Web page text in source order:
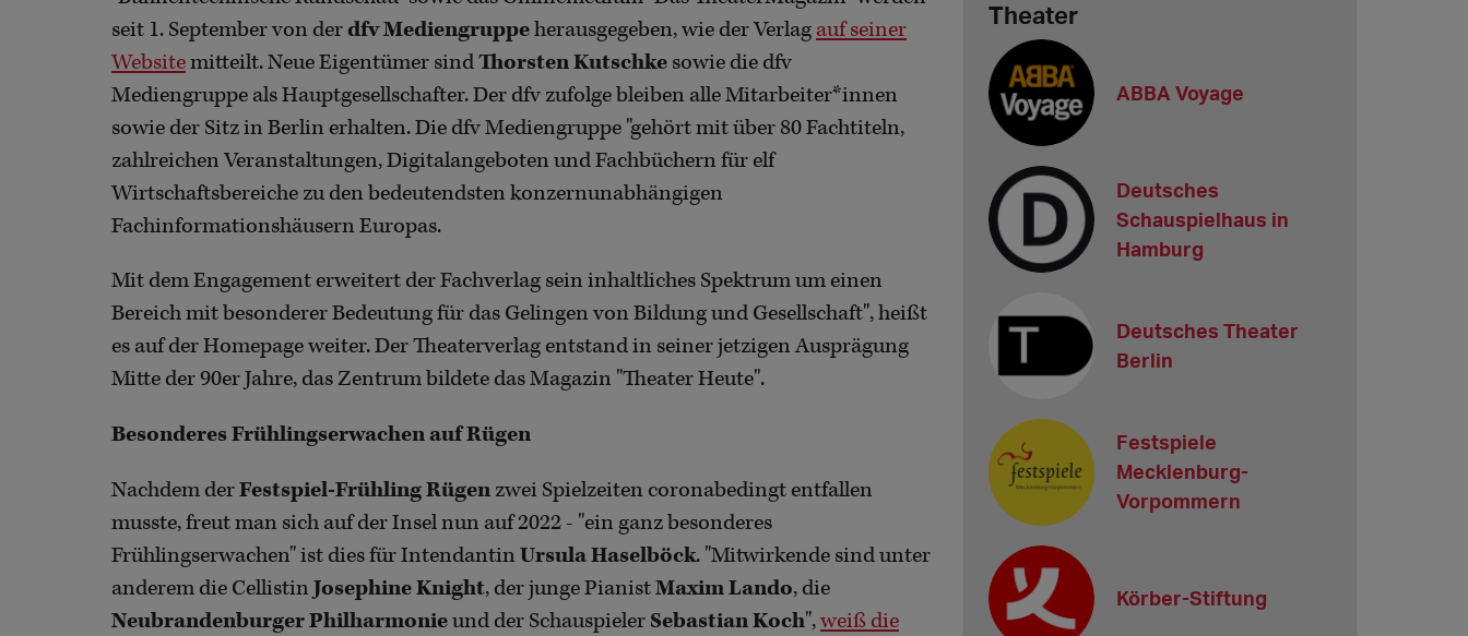
seit 1. September von derdfv Mediengruppeherausgegeben, wie der Verlag auf seiner
Websitemitteilt. Neue Eigentümer sindThorsten Kutschke sowie die dfv
Mediengruppe als Hauptgesellschafter. Der dfv zufolge bleiben alle Mitarbeiter*innen
sowie der Sitz in Berlin erhalten. Die dfv Mediengruppe "gehört mit über 80 Fachtiteln,
zahlreichen Veranstaltungen, Digitalangeboten und Fachbüchern für elf
Wirtschaftsbereiche zu den bedeutendsten konzernunabhängigen
Fachinformationshäusern Europas.
Mit dem Engagement erweitert der Fachverlag sein inhaltliches Spektrum um einen
Bereich mit besonderer Bedeutung für das Gelingen von Bildung und Gesellschaft", heißt
es auf der Homepage weiter. Der Theaterverlag entstand in seiner jetzigen Ausprägung
Mitte der 90er Jahre, das Zentrum bildete das Magazin "Theater Heute".
Besonderes Frühlingserwachen auf Rügen
Nachdem derFestspiel-Frühling Rügen zwei Spielzeiten coronabedingt entfallen
musste, freut man sich auf der Insel nun auf 2022 - "ein ganz besonderes
Frühlingserwachen" ist dies für Intendantin Ursula Haselböck. "Mitwirkende sind unter
anderem die Cellistin Josephine Knight, der junge PianistMaxim Lando, die
Neubrandenburger Philharmonieund der Schauspieler Sebastian Koch",weiß die
Theater
ABBA Voyage
Deutsches
Schauspielhaus in
Hamburg
Deutsches Theater
Berlin
Festspiele
Mecklenburg-
Vorpommern
Körber-Stiftung